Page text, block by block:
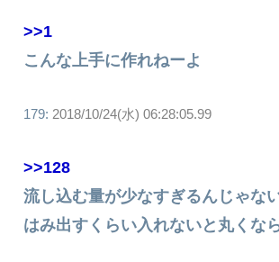
>>1
こんな上手に作れねーよ
179: 2018/10/24(水) 06:28:05.99
>>128
流し込む量が少なすぎるんじゃな
はみ出すくらい入れないと丸くな